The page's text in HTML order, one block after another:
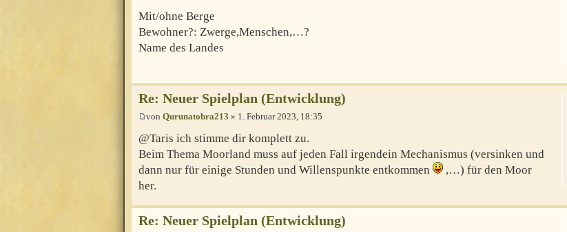
Mit/ohne Berge
Bewohner?: Zwerge,Menschen,…?
Name des Landes
Re: Neuer Spielplan (Entwicklung)
von Qurunatobra213 » 1. Februar 2023, 18:35
@Taris ich stimme dir komplett zu.
Beim Thema Moorland muss auf jeden Fall irgendein Mechanismus (versinken und
dann nur für einige Stunden und Willenspunkte entkommen
,…) für den Moor
her.
Re: Neuer Spielplan (Entwicklung)